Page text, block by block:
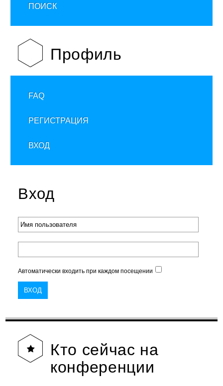
ПОИСК
Профиль
FAQ
РЕГИСТРАЦИЯ
ВХОД
Вход
Автоматически входить при каждом посещении
Кто сейчас на
конференции